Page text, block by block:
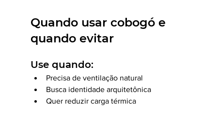
Quando usar cobogó e
quando evitar
Use quando:
Precisa de ventilação natural
Busca identidade arquitetônica
Quer reduzir carga térmica